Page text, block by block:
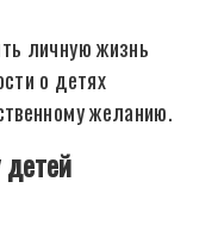
личную жизнь
о детях
желанию.